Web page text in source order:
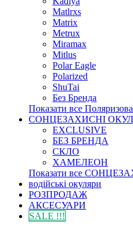
Matlrxs
Matrix
Metrux
Miramax
Mitlus
Polar Eagle
Polarized
ShuTai
Без Бренда
Показати все
СОНЦЕЗАХИСНІ
EXCLUSIVE
БЕЗ БРЕНДА
СКЛО
ХАМЕЛЕОН
Показати все
водійські окуляри
РОЗПРОДАЖ
АКСЕСУАРИ
SALE !!!